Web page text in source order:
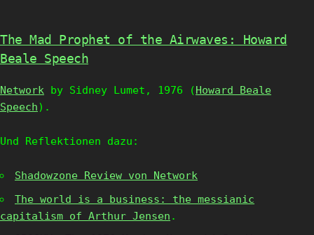
The Mad Prophet of the Airwaves: Howard
Beale Speech
Network by Sidney Lumet, 1976 (Howard Beale
Speech).
Und Reflektionen dazu:
Shadowzone Review von Network
The world is a business: the messianic
capitalism of Arthur Jensen .